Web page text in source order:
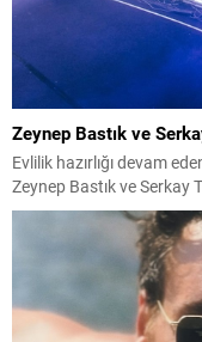
Zeynep Bastık ve
Evlilik hazırlığı devam
Zeynep Bastık ve